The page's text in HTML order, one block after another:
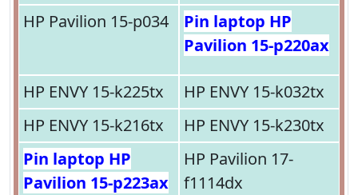
HP Pavilion 15-p034
Pin laptop HP
Pavilion 15-p220ax
HP ENVY 15-k225tx
HP ENVY 15-k032tx
HP ENVY 15-k216tx
HP ENVY 15-k230tx
Pin laptop HP
Pavilion 15-p223ax
HP Pavilion 17-
f1114dx